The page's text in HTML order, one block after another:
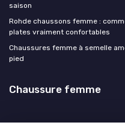
saison
Rohde chaussons femme :
plates vraiment confortables
Chaussures femme à semelle
pied
Chaussure femme